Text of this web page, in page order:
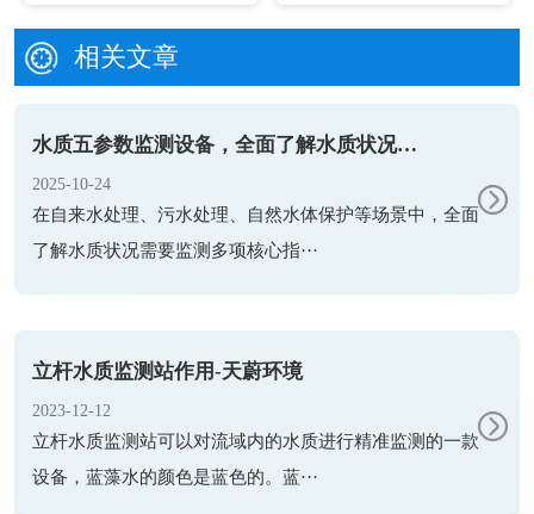
相关文章
水质五参数监测设备，全面了解水质状况需要监测多项核心指标
2025-10-24
在自来水处理、污水处理、自然水体保护等场景中，全面
了解水质状况需要监测多项核心指···
立杆水质监测站作用-天蔚环境
2023-12-12
立杆水质监测站可以对流域内的水质进行精准监测的一款
设备，蓝藻水的颜色是蓝色的。蓝···